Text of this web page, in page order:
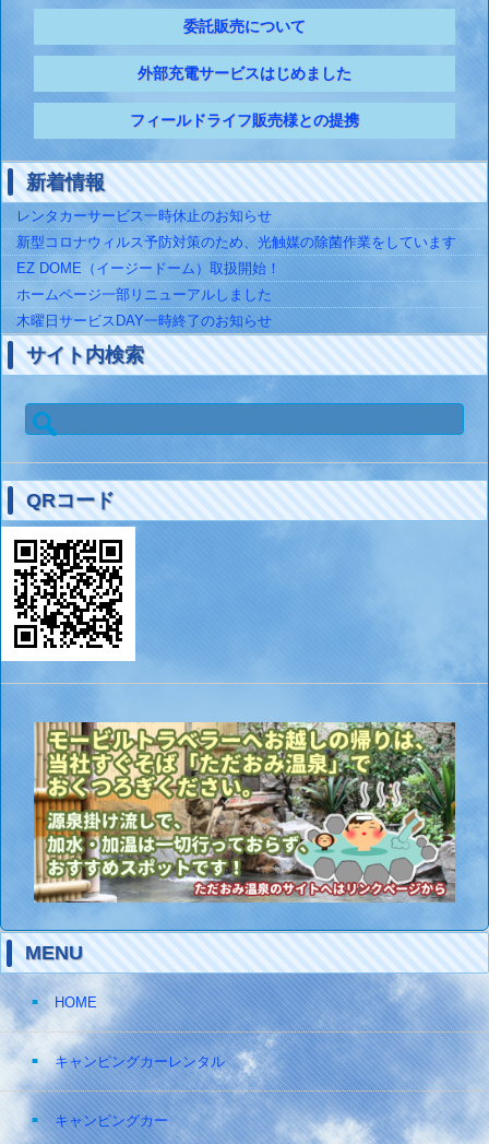
委託販売について
外部充電サービスはじめました
フィールドライフ販売様との提携
新着情報
レンタカーサービス一時休止のお知らせ
新型コロナウィルス予防対策のため、光触媒の除菌作業をしています
EZ DOME（イージードーム）取扱開始！
ホームページ一部リニューアルしました
木曜日サービスDAY一時終了のお知らせ
サイト内検索
検
索:
QRコード
MENU
HOME
キャンピングカーレンタル
キャンピングカー